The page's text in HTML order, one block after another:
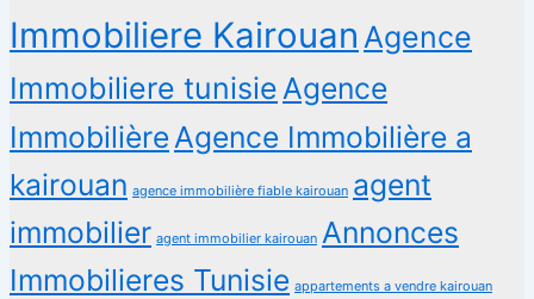
Immobiliere Kairouan Agence
Immobiliere tunisie Agence
Immobilière Agence Immobilière a
kairouan agence immobilière fiable kairouan agent
immobilier agent immobilier kairouan Annonces
Immobilieres Tunisie appartements a vendre kairouan